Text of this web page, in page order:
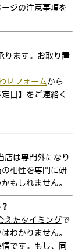
ジの注意事項を
ります。お取り置
せフォーム から
日】をご連絡く
店は専門外になり
相性を専門に研
もしれません。
えたタイミングで
わかりません。
です。もし、同